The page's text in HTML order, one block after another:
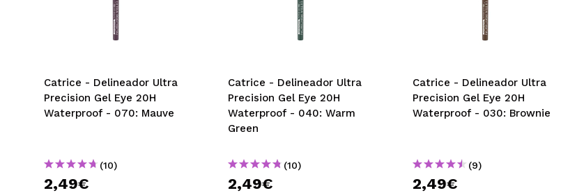
Catrice - Delineador Ultra
Precision Gel Eye 20H
Waterproof - 070: Mauve
(10)
2,49€
Catrice - Delineador Ultra
Precision Gel Eye 20H
Waterproof - 040: Warm
Green
(10)
2,49€
Catrice - Delineador Ultra
Precision Gel Eye 20H
Waterproof - 030: Brownie
(9)
2,49€